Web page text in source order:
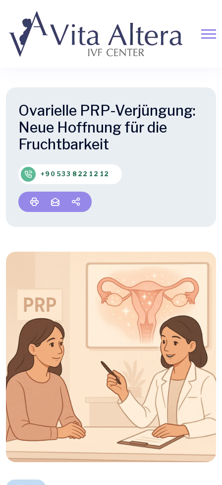
Ovarielle PRP-Verjüngung:
Neue Hoffnung für die
Fruchtbarkeit
+90 533 822 12 12